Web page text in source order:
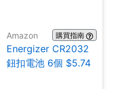
Amazon 購買指南
Energizer CR2032
鈕扣電池 6個 $5.74